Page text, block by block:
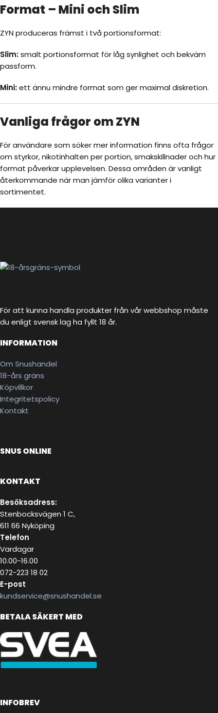
Format – Mini och Slim
ZYN produceras främst i två portionsformat:
Slim:smalt portionsformat för låg synlighet och bekväm
passform.
Mini:ett ännu mindre format som ger maximal diskretion.
Vanliga frågor om ZYN
För användare som söker mer information finns ofta frågor
om styrkor, nikotinhalten per portion, smakskillnader och hur
format påverkar upplevelsen. Dessa områden är vanligt
återkommande när man jämför olika varianter i
sortimentet.
För att kunna handla produkter från vår webbshop måste
du enligt svensk lag ha fyllt 18 år.
INFORMATION
Om Snushandel
18-års gräns
Köpvillkor
Integritetspolicy
Kontakt
SNUS ONLINE
KONTAKT
Besöksadress:
Stenbocksvägen 1 C,
611 66 Nyköping
Telefon
Vardagar
10.00-16.00
072-223 18 02
E-post
kundservice@snushandel.se
BETALA SÄKERT MED
INFOBREV